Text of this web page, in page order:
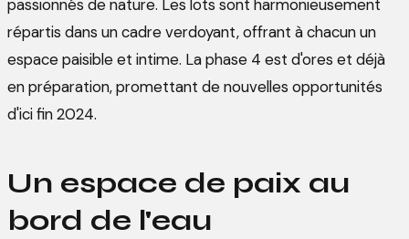
passionnés de nature. Les lots sont harmonieusement
répartis dans un cadre verdoyant, offrant à chacun un
espace paisible et intime. La phase 4 est d'ores et déjà
en préparation, promettant de nouvelles opportunités
d'ici fin 2024.
Un espace de paix au
bord de l'eau